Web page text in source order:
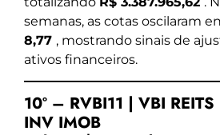
semanas, as cotas oscilaram
8,77 , mostrando sinais de
ativos financeiros.
10º – RVBI11 | VBI
INV IMOB